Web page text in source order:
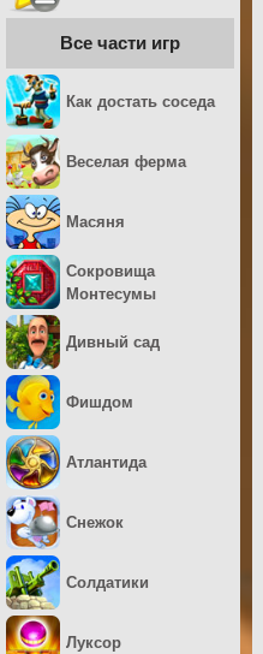
Все части игр
Как достать соседа
Веселая ферма
Масяня
Сокровища
Монтесумы
Дивный сад
Фишдом
Атлантида
Снежок
Солдатики
Луксор